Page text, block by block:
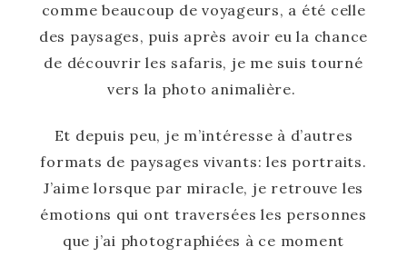
comme beaucoup de voyageurs, a été celle
des paysages, puis après avoir eu la chance
de découvrir les safaris, je me suis tourné
vers la photo animalière.
Et depuis peu, je m’intéresse à d’autres
formats de paysages vivants: les portraits.
J’aime lorsque par miracle, je retrouve les
émotions qui ont traversées les personnes
que j’ai photographiées à ce moment